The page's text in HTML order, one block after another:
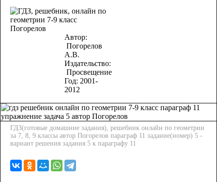
Автор:
Погорелов
А.В.
Издательство:
Просвещение
Год: 2001-
2012
ГДЗ(готовые домашние задания), решебник онлайн по геометрии
за 7, 8, 9 классы автор Погорелов параграф 11 задание(номер) 5 -
вариант решения задания 5 к параграфу 11